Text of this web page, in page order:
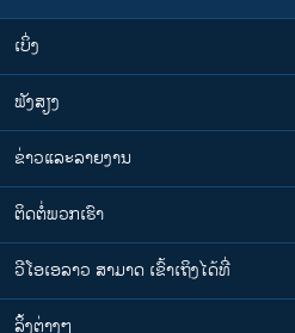
ເບິ່ງ
ຟັງສຽງ
ຂ່າວແລະລາຍງານ
ຕິດຕໍ່ພວກເຮົາ
ວີໂອເອລາວ ສາມາດ ເຂົ້າເຖິງໄດ້ທີ່
​ລິ້ງ​ຕ່າງໆ